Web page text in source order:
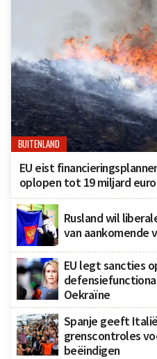
BUITENLAND
EU eist
oplopen tot 19 miljard euro
Rusland wil
van aankomende
EU legt sancties
Oekraïne
Spanje geeft
grenscontroles
beëindigen